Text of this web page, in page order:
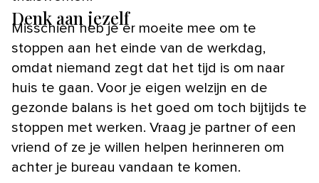
Denk aan jezelf
Misschien heb je er moeite mee om te
stoppen aan het einde van de werkdag,
omdat niemand zegt dat het tijd is om naar
huis te gaan. Voor je eigen welzijn en de
gezonde balans is het goed om toch bijtijds te
stoppen met werken. Vraag je partner of een
vriend of ze je willen helpen herinneren om
achter je bureau vandaan te komen.